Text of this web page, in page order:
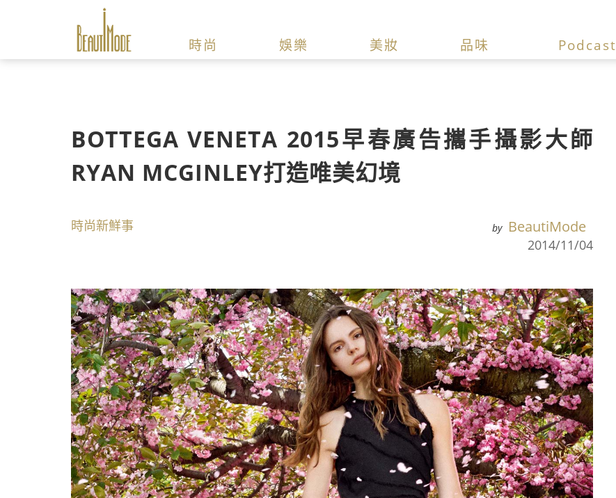
時尚 娛樂 美妝 品味 Podcast
BOTTEGA VENETA 2015早春廣告攜手攝影大師
RYAN MCGINLEY打造唯美幻境
時尚新鮮事 by BeautiMode
2014/11/04